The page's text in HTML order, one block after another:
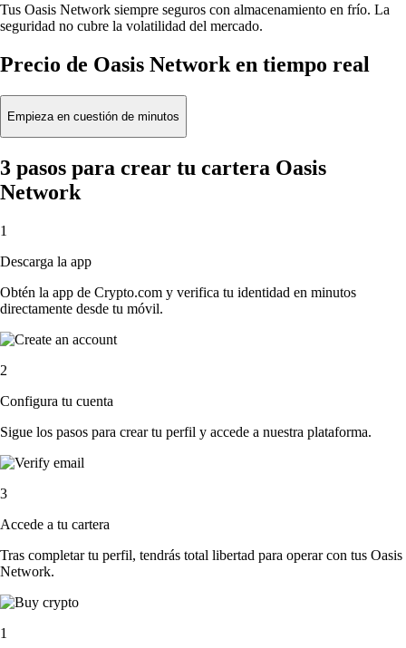
Tus Oasis Network siempre seguros con almacenamiento en frío. La
seguridad no cubre la volatilidad del mercado.
Precio de Oasis Network en tiempo real
Empieza en cuestión de minutos
3 pasos para crear tu cartera Oasis
Network
1
Descarga la app
Obtén la app de Crypto.com y verifica tu identidad en minutos
directamente desde tu móvil.
2
Configura tu cuenta
Sigue los pasos para crear tu perfil y accede a nuestra plataforma.
3
Accede a tu cartera
Tras completar tu perfil, tendrás total libertad para operar con tus Oasis
Network.
1